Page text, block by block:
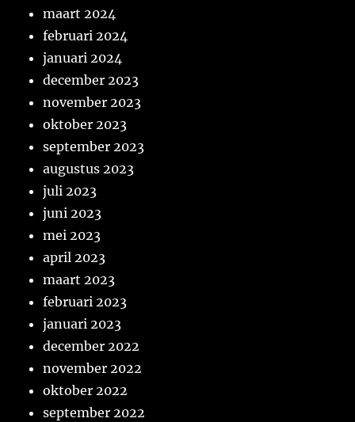
maart 2024
februari 2024
januari 2024
december 2023
november 2023
oktober 2023
september 2023
augustus 2023
juli 2023
juni 2023
mei 2023
april 2023
maart 2023
februari 2023
januari 2023
december 2022
november 2022
oktober 2022
september 2022